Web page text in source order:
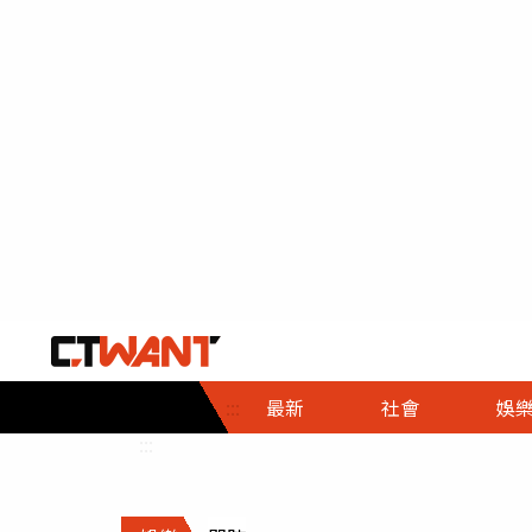
::: 最新 社會
社會首頁
時事
調查
娛樂
娛樂首頁
即時
財經首頁
熱線
政